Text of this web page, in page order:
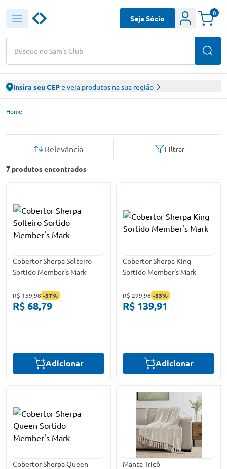
Busque no Sam's Club
Seja Sócio
0
Insira seu CEPe veja produtos na sua região
Sam’s Club – Faça suas compras online
Home
7 produtos encontrados
Relevância Filtrar
Cobertor Sherpa Solteiro
Sortido Member's Mark
R$ 159,98 -57%
R$ 68,79
Adicionar
Cobertor Sherpa King
Sortido Member's Mark
R$ 299,98 -53%
R$ 139,91
Adicionar
Cobertor Sherpa Queen
Manta Tricô